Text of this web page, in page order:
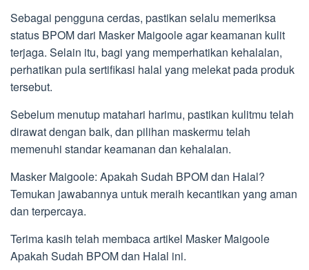
Sebagai pengguna cerdas, pastikan selalu memeriksa
status BPOM dari Masker Maigoole agar keamanan kulit
terjaga. Selain itu, bagi yang memperhatikan kehalalan,
perhatikan pula sertifikasi halal yang melekat pada produk
tersebut.
Sebelum menutup matahari harimu, pastikan kulitmu telah
dirawat dengan baik, dan pilihan maskermu telah
memenuhi standar keamanan dan kehalalan.
Masker Maigoole: Apakah Sudah BPOM dan Halal?
Temukan jawabannya untuk meraih kecantikan yang aman
dan terpercaya.
Terima kasih telah membaca artikel Masker Maigoole
Apakah Sudah BPOM dan Halal ini.